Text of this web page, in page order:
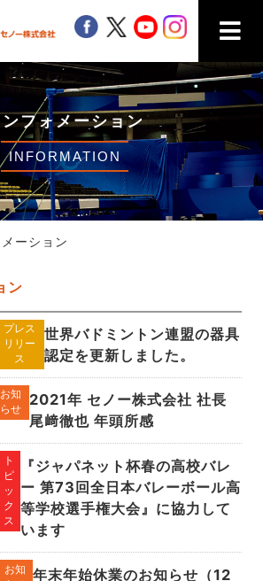
ンフォメーション
INFORMATION
ーション
ン
プレス
リリー
ス
世界バドミントン連盟の器具
認定を更新しました。
お知
らせ
2021年 セノー株式会社 社長
尾﨑徹也 年頭所感
ト
ピ
ッ
ク
ス
『ジャパネット杯春の高校バレ
ー 第73回全日本バレーボール高
等学校選手権大会』に協力して
います
お知
年末年始休業のお知らせ（12